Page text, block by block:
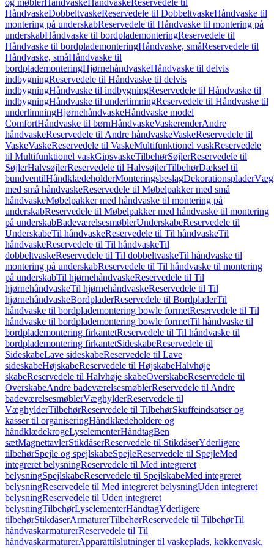
og møblerHåndvaskeHåndvaskeReservedele til
HåndvaskeDobbeltvaskeReservedele til DobbeltvaskeHåndvaske til
montering på underskabReservedele til Håndvaske til montering på
underskabHåndvaske til bordplademonteringReservedele til
Håndvaske til bordplademonteringHåndvaske, småReservedele til
Håndvaske, småHåndvaske til
bordplademonteringHjørnehåndvaskeHåndvaske til delvis
indbygningReservedele til Håndvaske til delvis
indbygningHåndvaske til indbygningReservedele til Håndvaske til
indbygningHåndvaske til underlimningReservedele til Håndvaske til
underlimningHjørnehåndvaskeHåndvaske model
ComfortHåndvaske til børnHåndvaskeVaskerenderAndre
håndvaskeReservedele til Andre håndvaskeVaskeReservedele til
VaskeVaskeReservedele til VaskeMultifunktionel vaskReservedele
til Multifunktionel vaskGipsvaskeTilbehørSøjlerReservedele til
SøjlerHalvsøjlerReservedele til HalvsøjlerTilbehørDæksel til
bundventilHåndklædeholderMonteringsbeslagDekorationsplader
med små håndvaskeReservedele til Møbelpakker med små
håndvaskeMøbelpakker med håndvaske til montering på
underskabReservedele til Møbelpakker med håndvaske til montering
på underskabBadeværelsesmøblerUnderskabeReservedele til
UnderskabeTil håndvaskeReservedele til Til håndvaskeTil
håndvaskeReservedele til Til håndvaskeTil
dobbeltvaskeReservedele til Til dobbeltvaskeTil håndvaske til
montering på underskabReservedele til Til håndvaske til montering
på underskabTil hjørnehåndvaskeReservedele til Til
hjørnehåndvaskeTil hjørnehåndvaskeReservedele til Til
hjørnehåndvaskeBordpladerReservedele til BordpladerTil
håndvaske til bordplademontering bowle formetReservedele til Til
håndvaske til bordplademontering bowle formetTil håndvaske til
bordplademontering firkantetReservedele til Til håndvaske til
bordplademontering firkantetSideskabeReservedele til
SideskabeLave sideskabeReservedele til Lave
sideskabeHøjskabeReservedele til HøjskabeHalvhøje
skabeReservedele til Halvhøje skabeOverskabeReservedele til
OverskabeAndre badeværelsesmøblerReservedele til Andre
badeværelsesmøblerVæghylderReservedele til
VæghylderTilbehørReservedele til TilbehørSkuffeindsatser og
kasser til organiseringHåndklædeholdere og
håndklædekrogeLyselementerHåndtagBen
sætMagnettavlerStikdåserReservedele til StikdåserYderligere
tilbehørSpejle og spejlskabeSpejleReservedele til SpejleMed
integreret belysningReservedele til Med integreret
belysningSpejlskabeReservedele til SpejlskabeMed integreret
belysningReservedele til Med integreret belysningUden integreret
belysningReservedele til Uden integreret
belysningTilbehørLyselementerHåndtagYderligere
tilbehørStikdåserArmaturerTilbehørReservedele til TilbehørTil
håndvaskarmaturerReservedele til Til
håndvaskarmaturerApparattilslutninger til vaskeplads, køkkenvask,